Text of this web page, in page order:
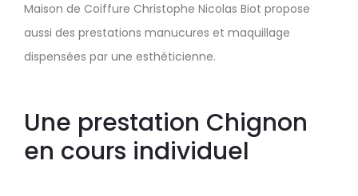
Maison de Coiffure Christophe Nicolas Biot propose
aussi des prestations manucures et maquillage
dispensées par une esthéticienne.
Une prestation Chignon
en cours individuel